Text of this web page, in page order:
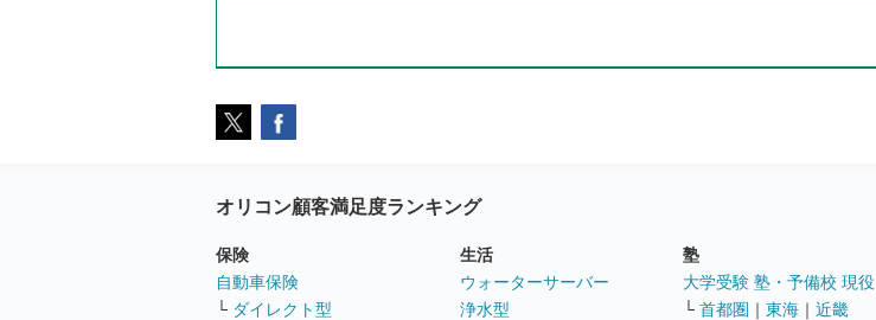
オリコン顧客満足度ランキング
保険
自動車保険
└ ダイレクト型
生活
ウォーターサーバー
浄水型
塾
大学受験 塾・予備校 現役
└ 首都圏 ｜ 東海 ｜ 近畿